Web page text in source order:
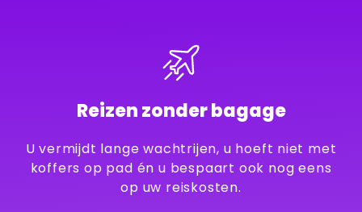
Reizen zonder bagage
U vermijdt lange wachtrijen, u hoeft niet met
koffers op pad én u bespaart ook nog eens
op uw reiskosten.